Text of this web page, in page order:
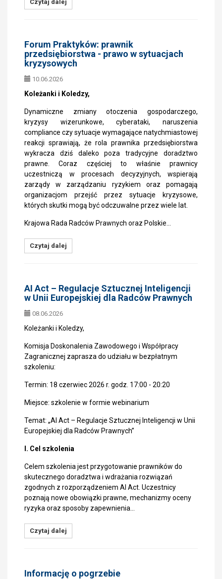
Czytaj dalej
Forum Praktyków: prawnik
przedsiębiorstwa - prawo w sytuacjach
kryzysowych
10.06.2026
Koleżanki i Koledzy,
Dynamiczne zmiany otoczenia gospodarczego,
kryzysy wizerunkowe, cyberataki, naruszenia
compliance czy sytuacje wymagające natychmiastowej
reakcji sprawiają, że rola prawnika przedsiębiorstwa
wykracza dziś daleko poza tradycyjne doradztwo
prawne. Coraz częściej to właśnie prawnicy
uczestniczą w procesach decyzyjnych, wspierają
zarządy w zarządzaniu ryzykiem oraz pomagają
organizacjom przejść przez sytuacje kryzysowe,
których skutki mogą być odczuwalne przez wiele lat.
Krajowa Rada Radców Prawnych oraz Polskie…
Czytaj dalej
AI Act – Regulacje Sztucznej Inteligencji
w Unii Europejskiej dla Radców Prawnych
08.06.2026
Koleżanki i Koledzy,
Komisja Doskonalenia Zawodowego i Współpracy
Zagranicznej zaprasza do udziału w bezpłatnym
szkoleniu:
Termin: 18 czerwiec 2026 r. godz. 17:00 - 20:20
Miejsce: szkolenie w formie webinarium
Temat: „AI Act – Regulacje Sztucznej Inteligencji w Unii
Europejskiej dla Radców Prawnych”
I. Cel szkolenia
Celem szkolenia jest przygotowanie prawników do
skutecznego doradztwa i wdrażania rozwiązań
zgodnych z rozporządzeniem AI Act. Uczestnicy
poznają nowe obowiązki prawne, mechanizmy oceny
ryzyka oraz sposoby zapewnienia…
Czytaj dalej
Informację o pogrzebie